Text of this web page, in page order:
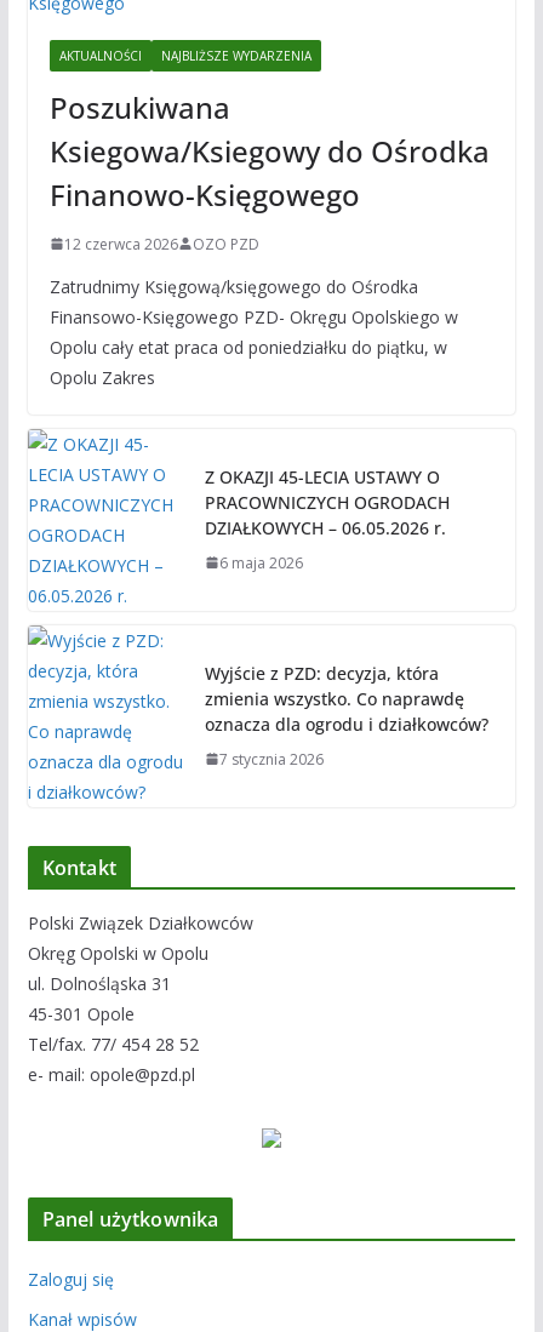
AKTUALNOŚCI NAJBLIŻSZE WYDARZENIA
Poszukiwana
Ksiegowa/Ksiegowy do Ośrodka
Finanowo-Księgowego
12 czerwca 2026 OZO PZD
Zatrudnimy Księgową/księgowego do Ośrodka
Finansowo-Księgowego PZD- Okręgu Opolskiego w
Opolu cały etat praca od poniedziałku do piątku, w
Opolu Zakres
Z OKAZJI 45-LECIA USTAWY O
PRACOWNICZYCH OGRODACH
DZIAŁKOWYCH – 06.05.2026 r.
6 maja 2026
Wyjście z PZD: decyzja, która
zmienia wszystko. Co naprawdę
oznacza dla ogrodu i działkowców?
7 stycznia 2026
Kontakt
Polski Związek Działkowców
Okręg Opolski w Opolu
ul. Dolnośląska 31
45-301 Opole
Tel/fax. 77/ 454 28 52
e- mail: opole@pzd.pl
Panel użytkownika
Zaloguj się
Kanał wpisów